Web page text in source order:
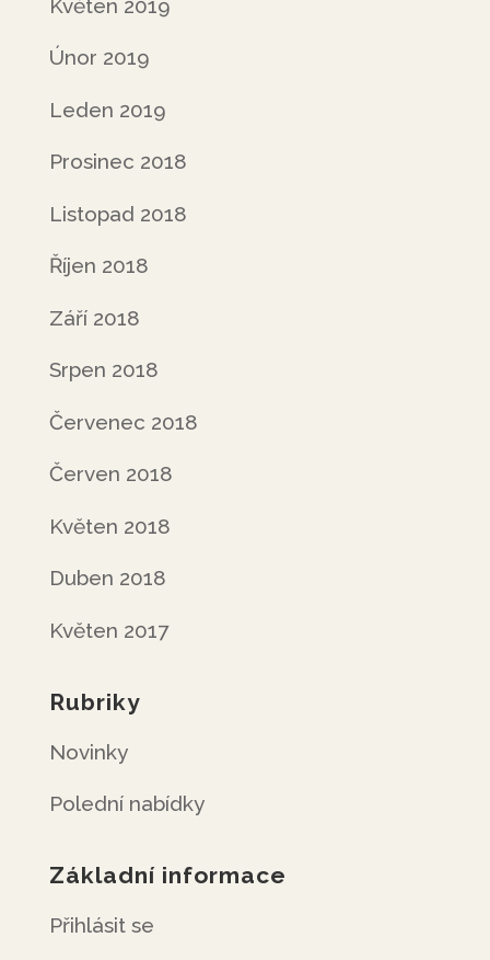
Květen 2019
Únor 2019
Leden 2019
Prosinec 2018
Listopad 2018
Říjen 2018
Září 2018
Srpen 2018
Červenec 2018
Červen 2018
Květen 2018
Duben 2018
Květen 2017
Rubriky
Novinky
Polední nabídky
Základní informace
Přihlásit se